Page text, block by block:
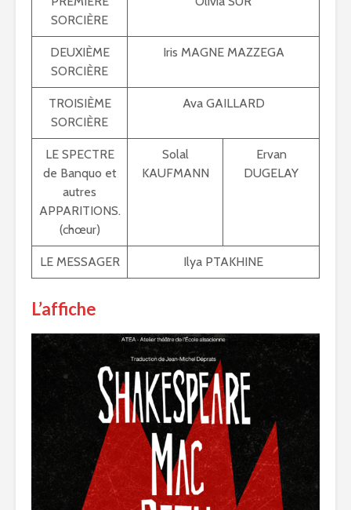
SORCIÈRE
DEUXIÈME
SORCIÈRE
Iris MAGNE MAZZEGA
TROISIÈME
SORCIÈRE
Ava GAILLARD
LE SPECTRE
de Banquo et
autres
APPARITIONS.
(chœur)
Solal
KAUFMANN
Ervan
DUGELAY
LE MESSAGER Ilya PTAKHINE
L’affiche